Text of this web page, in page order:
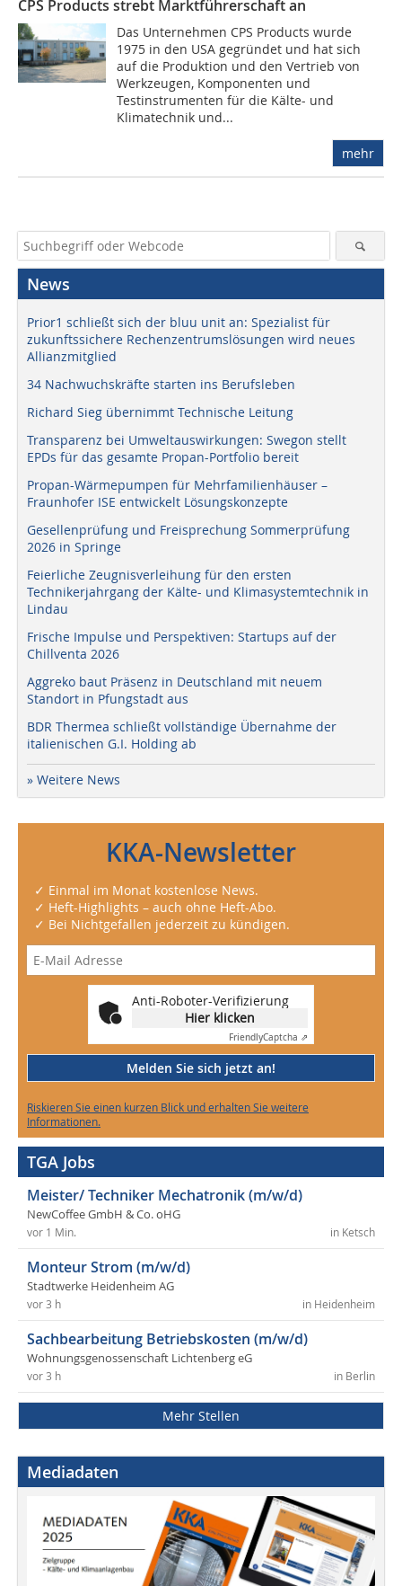
CPS Products strebt Marktführerschaft an
Das Unternehmen CPS Products wurde
1975 in den USA gegründet und hat sich
auf die Produktion und den Vertrieb von
Werkzeugen, Komponenten und
Testinstrumenten für die Kälte- und
Klimatechnik und...
mehr
News
Prior1 schließt sich der bluu unit an: Spezialist für
zukunftssichere Rechenzentrumslösungen wird neues
Allianzmitglied
34 Nachwuchskräfte starten ins Berufsleben
Richard Sieg übernimmt Technische Leitung
Transparenz bei Umweltauswirkungen: Swegon stellt
EPDs für das gesamte Propan-Portfolio bereit
Propan-Wärmepumpen für Mehrfamilienhäuser –
Fraunhofer ISE entwickelt Lösungskonzepte
Gesellenprüfung und Freisprechung Sommerprüfung
2026 in Springe
Feierliche Zeugnisverleihung für den ersten
Technikerjahrgang der Kälte- und Klimasystemtechnik in
Lindau
Frische Impulse und Perspektiven: Startups auf der
Chillventa 2026
Aggreko baut Präsenz in Deutschland mit neuem
Standort in Pfungstadt aus
BDR Thermea schließt vollständige Übernahme der
italienischen G.I. Holding ab
» Weitere News
KKA-Newsletter
✓ Einmal im Monat kostenlose News.
✓ Heft-Highlights – auch ohne Heft-Abo.
✓ Bei Nichtgefallen jederzeit zu kündigen.
Anti-Roboter-Verifizierung
Hier klicken
FriendlyCaptcha ⇗
Melden Sie sich jetzt an!
Riskieren Sie einen kurzen Blick und erhalten Sie weitere
Informationen.
TGA Jobs
Meister/ Techniker Mechatronik (m/w/d)
NewCoffee GmbH & Co. oHG
in Ketsch
vor 1 Min.
Monteur Strom (m/w/d)
Stadtwerke Heidenheim AG
in Heidenheim
vor 3 h
Sachbearbeitung Betriebskosten (m/w/d)
Wohnungsgenossenschaft Lichtenberg eG
in Berlin
vor 3 h
Mehr Stellen
Mediadaten